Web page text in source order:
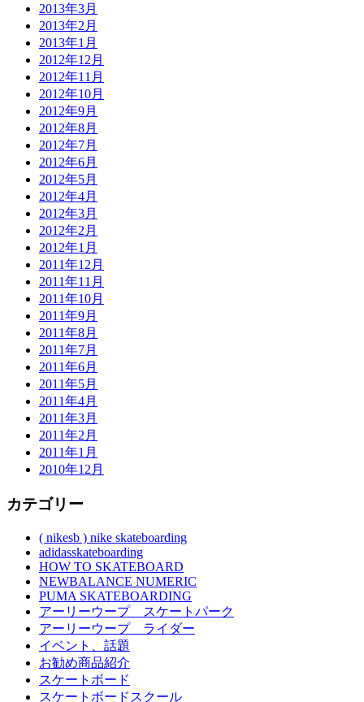
2013年3月
2013年2月
2013年1月
2012年12月
2012年11月
2012年10月
2012年9月
2012年8月
2012年7月
2012年6月
2012年5月
2012年4月
2012年3月
2012年2月
2012年1月
2011年12月
2011年11月
2011年10月
2011年9月
2011年8月
2011年7月
2011年6月
2011年5月
2011年4月
2011年3月
2011年2月
2011年1月
2010年12月
カテゴリー
( nikesb ) nike skateboarding
adidasskateboarding
HOW TO SKATEBOARD
NEWBALANCE NUMERIC
PUMA SKATEBOARDING
アーリーウープ スケートパーク
アーリーウープ ライダー
イベント、話題
お勧め商品紹介
スケートボード
スケートボードスクール